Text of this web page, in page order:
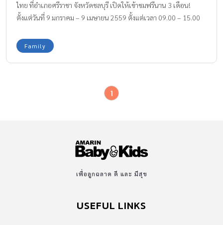
ไทย ที่อำเภอศรีราชา จังหวัดชลบุรี เปิดให้เข้าชมฟรีนาน 3 เดือน!
ตั้งแต่วันที่ 9 มกราคม – 9 เมษายน 2559 ตั้งแต่เวลา 09.00 – 15.00
Family
1
เพื่อลูกฉลาด ดี และ มีสุข
USEFUL LINKS